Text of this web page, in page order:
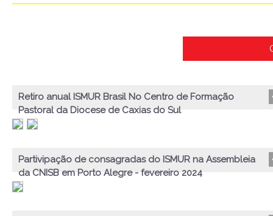
Retiro anual ISMUR Brasil No Centro de Formação
Pastoral da Diocese de Caxias do Sul
Partivipação de consagradas do ISMUR na Assembleia
da CNISB em Porto Alegre - fevereiro 2024